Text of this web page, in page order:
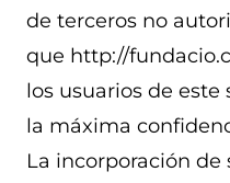
de terceros no
que http://
los usuarios de
la máxima
La incorporación de